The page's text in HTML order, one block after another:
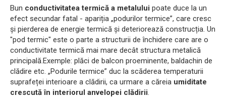
Bun conductivitatea termică a metalului poate duce la un
efect secundar fatal - apariția „podurilor termice”, care cresc
și pierderea de energie termică și deteriorează construcția. Un
"pod termic" este o parte a structurii de închidere care are o
conductivitate termică mai mare decât structura metalică
principală.Exemple: plăci de balcon proeminente, baldachin de
clădire etc. „Podurile termice” duc la scăderea temperaturii
suprafeței interioare a clădirii, ca urmare a căreia umiditate
crescută în interiorul anvelopei clădirii.